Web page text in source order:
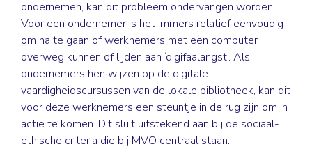
ondernemen, kan dit probleem ­ondervangen worden.
Voor een ­ondernemer is het immers relatief eenvoudig
om na te gaan of werknemers met een computer
overweg kunnen of lijden aan ‘digifaalangst’. Als
ondernemers hen wijzen op de digitale
vaardigheidscursussen van de lokale bibliotheek, kan dit
voor deze werknemers een steuntje in de rug zijn om in
actie te komen. Dit sluit uitstekend aan bij de sociaal-
ethische criteria die bij MVO centraal staan.